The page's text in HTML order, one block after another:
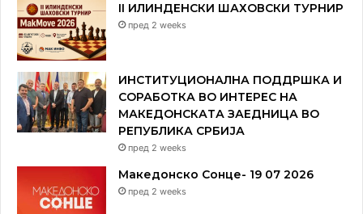
II ИЛИНДЕНСКИ ШАХОВСКИ ТУРНИР
пред 2 weeks
ИНСТИТУЦИОНАЛНА ПОДДРШКА И
СОРАБОТКА ВО ИНТЕРЕС НА
МАКЕДОНСКАТА ЗАЕДНИЦА ВО
РЕПУБЛИКА СРБИЈА
пред 2 weeks
Македонско Сонце- 19 07 2026
пред 2 weeks